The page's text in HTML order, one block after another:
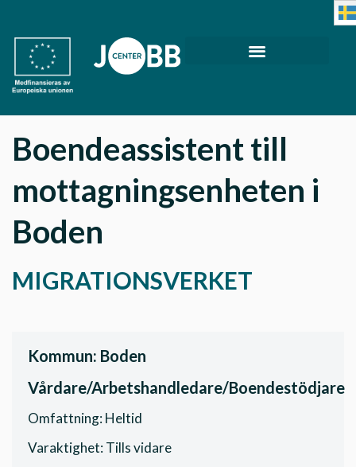
Boendeassistent till
mottagningsenheten i
Boden
MIGRATIONSVERKET
Kommun: Boden
Vårdare/Arbetshandledare/Boendestödjare
Omfattning: Heltid
Varaktighet: Tills vidare